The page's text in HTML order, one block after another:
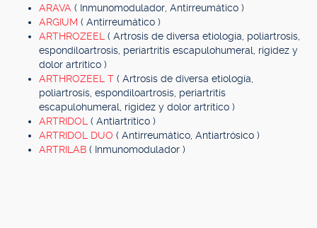
ARAVA ( Inmunomodulador, Antirreumático )
ARGIUM ( Antirreumático )
ARTHROZEEL ( Artrosis de diversa etiología, poliartrosis,
espondiloartrosis, periartritis escapulohumeral, rigidez y
dolor artrítico )
ARTHROZEEL T ( Artrosis de diversa etiología,
poliartrosis, espondiloartrosis, periartritis
escapulohumeral, rigidez y dolor artrítico )
ARTRIDOL ( Antiartrítico )
ARTRIDOL DUO ( Antirreumático, Antiartrósico )
ARTRILAB ( Inmunomodulador )